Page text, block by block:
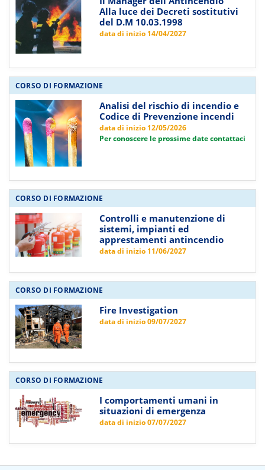
Alla luce dei Decreti sostitutivi
del D.M 10.03.1998
data di inizio 14/04/2027
CORSO DI FORMAZIONE
Analisi del rischio di incendio e
Codice di Prevenzione incendi
data di inizio 12/05/2026
Per conoscere le prossime date contattaci
CORSO DI FORMAZIONE
Controlli e manutenzione di
sistemi, impianti ed
apprestamenti antincendio
data di inizio 11/06/2027
CORSO DI FORMAZIONE
Fire Investigation
data di inizio 09/07/2027
CORSO DI FORMAZIONE
I comportamenti umani in
situazioni di emergenza
data di inizio 07/07/2027